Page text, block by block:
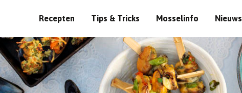
Recepten Tips & Tricks Mosselinfo Nieuws